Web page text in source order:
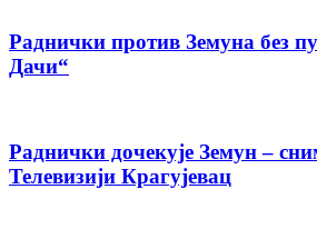
Раднички против Земуна без
Дачи“
Раднички дочекује Земун –
Телевизији Крагујевац